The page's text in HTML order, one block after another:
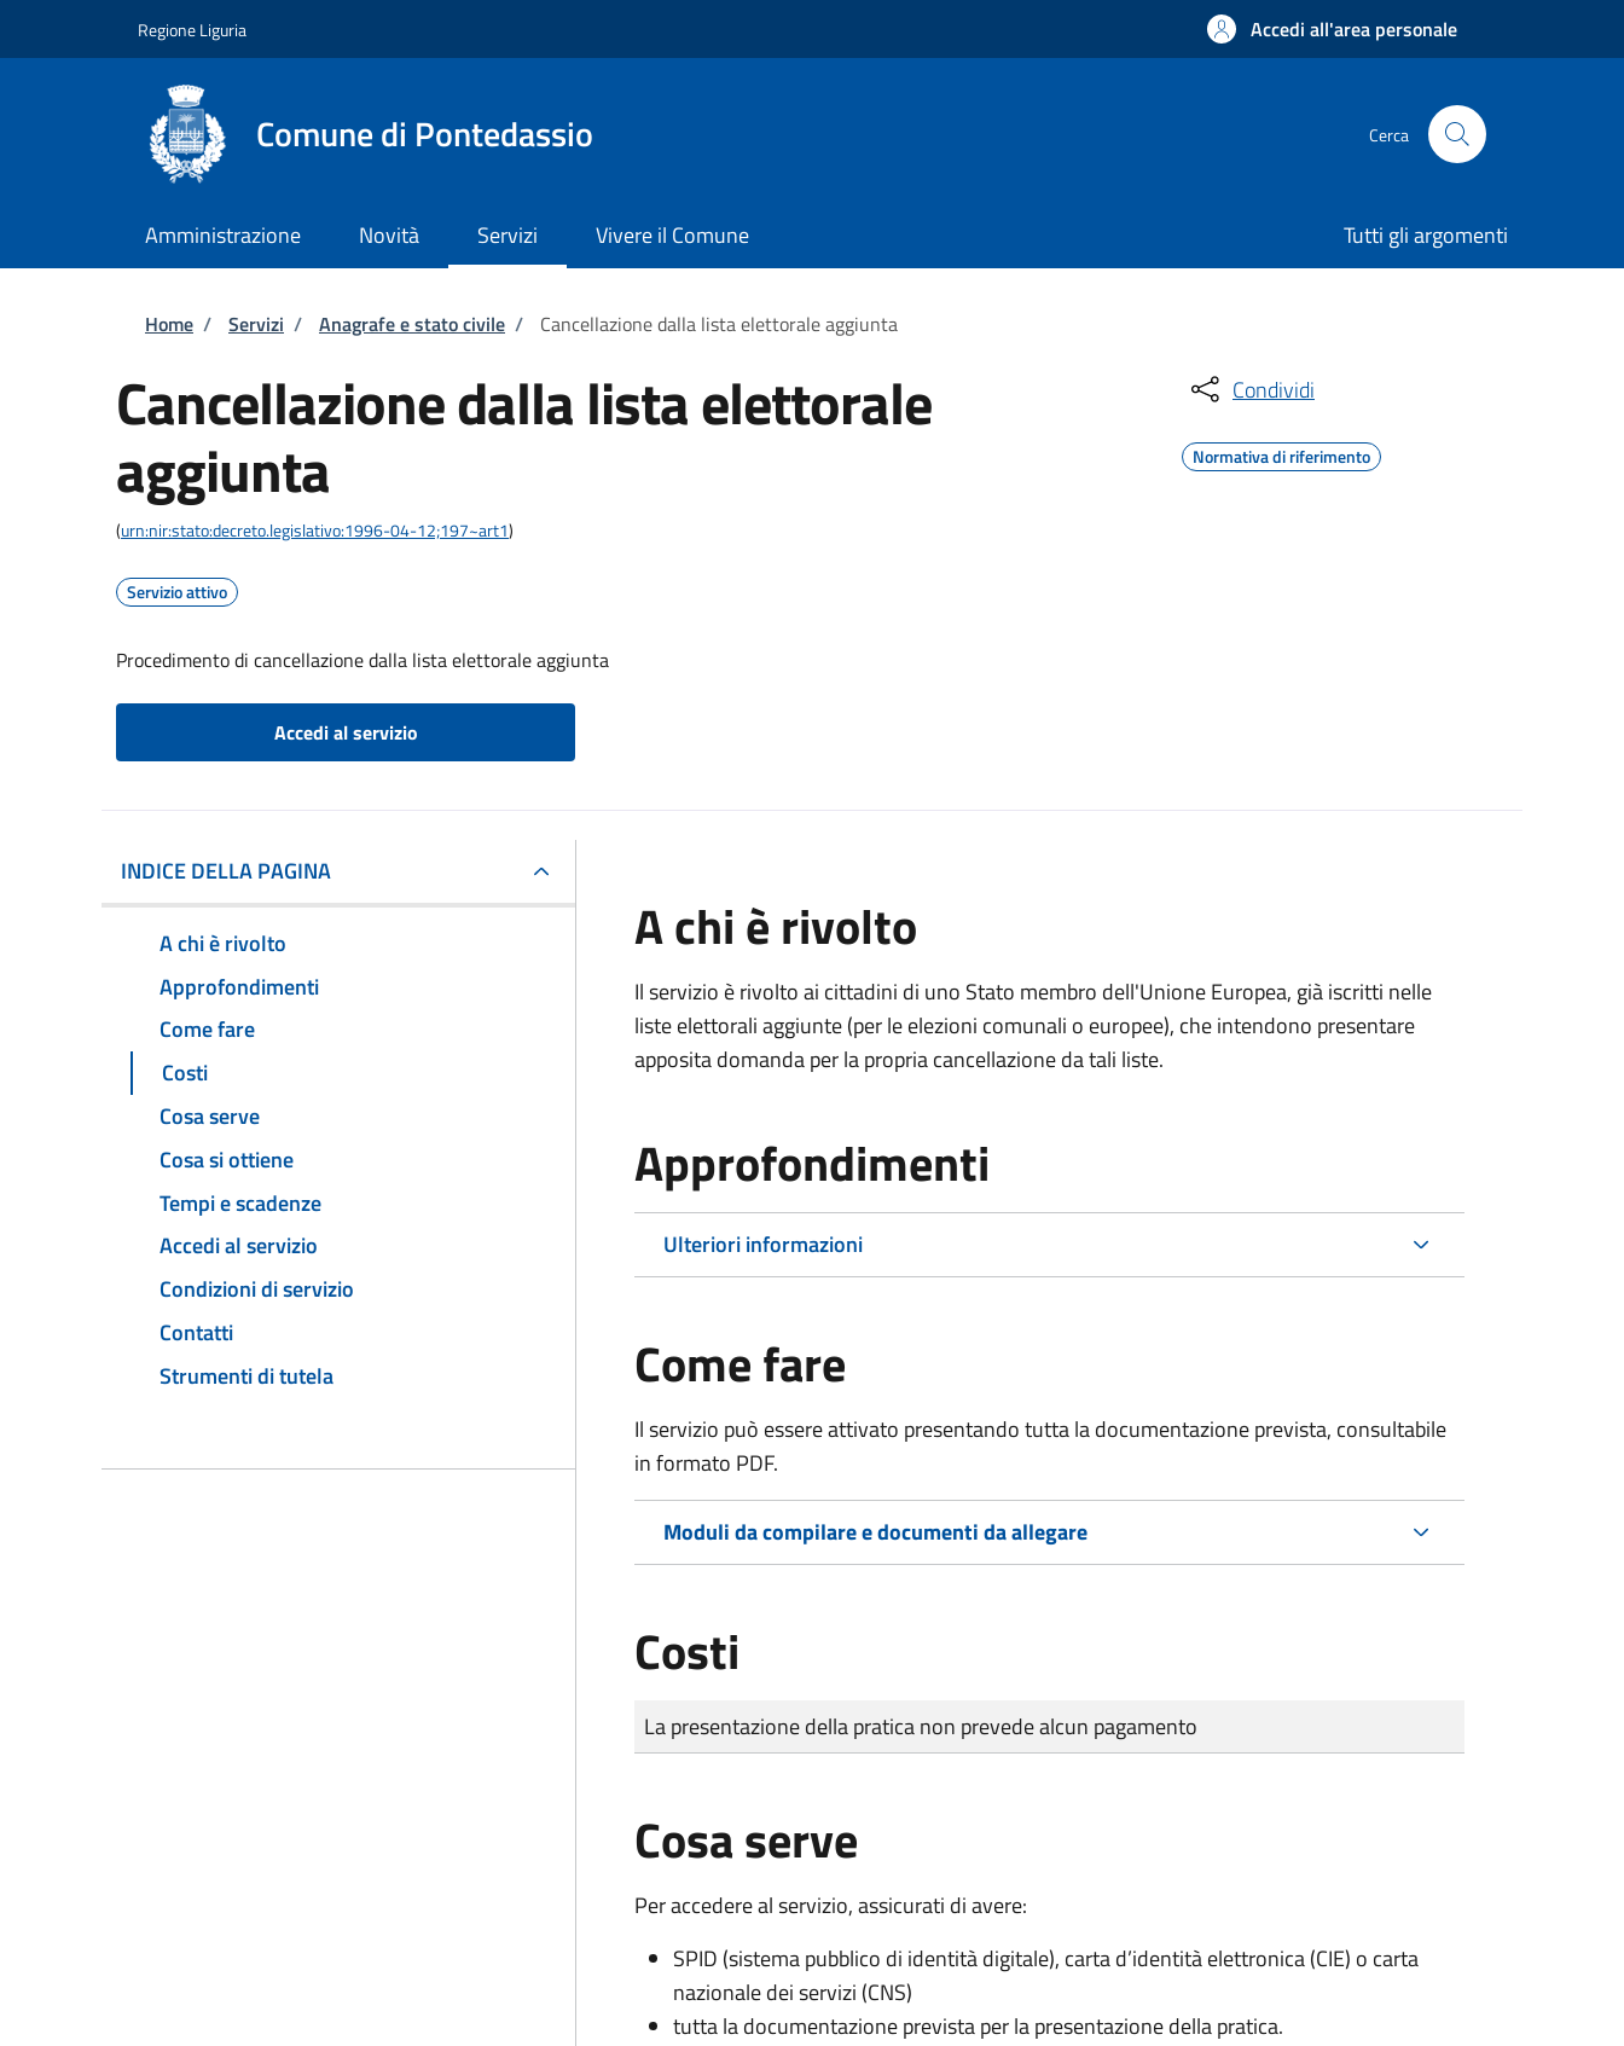
Regione Liguria Accedi all'area personale
Comune di Pontedassio Cerca
Amministrazione Novità Servizi Vivere il Comune Tutti gli argomenti
Briciole di pane
Home / Servizi / Anagrafe e stato civile / Cancellazione dalla lista elettorale aggiunta
Cancellazione dalla lista elettorale
aggiunta
(urn:nir:stato:decreto.legislativo:1996-04-12;197~art1)
Servizio attivo
Procedimento di cancellazione dalla lista elettorale aggiunta
Accedi al servizio
Condividi
Normativa di riferimento
INDICE DELLA PAGINA
A chi è rivolto
Approfondimenti
Come fare
Costi
Cosa serve
Cosa si ottiene
Tempi e scadenze
Accedi al servizio
Condizioni di servizio
Contatti
Strumenti di tutela
A chi è rivolto
Il servizio è rivolto ai cittadini di uno Stato membro dell'Unione Europea, già iscritti nelle
liste elettorali aggiunte (per le elezioni comunali o europee), che intendono presentare
apposita domanda per la propria cancellazione da tali liste.
Approfondimenti
Ulteriori informazioni
Come fare
Il servizio può essere attivato presentando tutta la documentazione prevista, consultabile
in formato PDF.
Moduli da compilare e documenti da allegare
Costi
Tipo di pagamento
Importo
La presentazione della pratica non prevede alcun pagamento
Cosa serve
Per accedere al servizio, assicurati di avere:
SPID (sistema pubblico di identità digitale), carta d’identità elettronica (CIE) o carta
nazionale dei servizi (CNS)
tutta la documentazione prevista per la presentazione della pratica.